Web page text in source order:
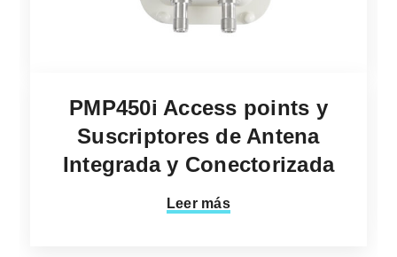
PMP450i Access points y
Suscriptores de Antena
Integrada y Conectorizada
Leer más